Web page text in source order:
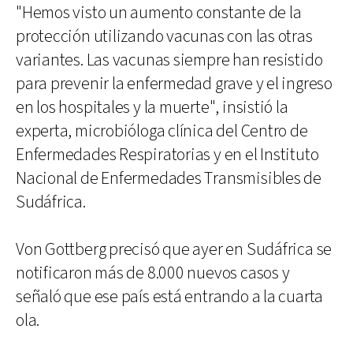
"Hemos visto un aumento constante de la
protección utilizando vacunas con las otras
variantes. Las vacunas siempre han resistido
para prevenir la enfermedad grave y el ingreso
en los hospitales y la muerte", insistió la
experta, microbióloga clínica del Centro de
Enfermedades Respiratorias y en el Instituto
Nacional de Enfermedades Transmisibles de
Sudáfrica.
Von Gottberg precisó que ayer en Sudáfrica se
notificaron más de 8.000 nuevos casos y
señaló que ese país está entrando a la cuarta
ola.